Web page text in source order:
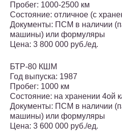
Пробег: 1000-2500 км
Состояние: отличное (с
Документы: ПСМ в наличии
машины) или формуляры
Цена: 3 800 000 руб./ед.
БТР-80 КШМ
Год выпуска: 1987
Пробег: 1000 км
Состояние: на хранении 4ой
Документы: ПСМ в наличии
машины) или формуляры
Цена: 3 600 000 руб./ед.